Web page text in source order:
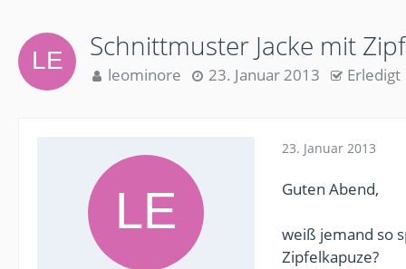
Schnittmuster Jacke mit
leominore 23. Januar 2013 Erledigt
23. Januar 2013
Guten Abend,
weiß jemand so
Zipfelkapuze?